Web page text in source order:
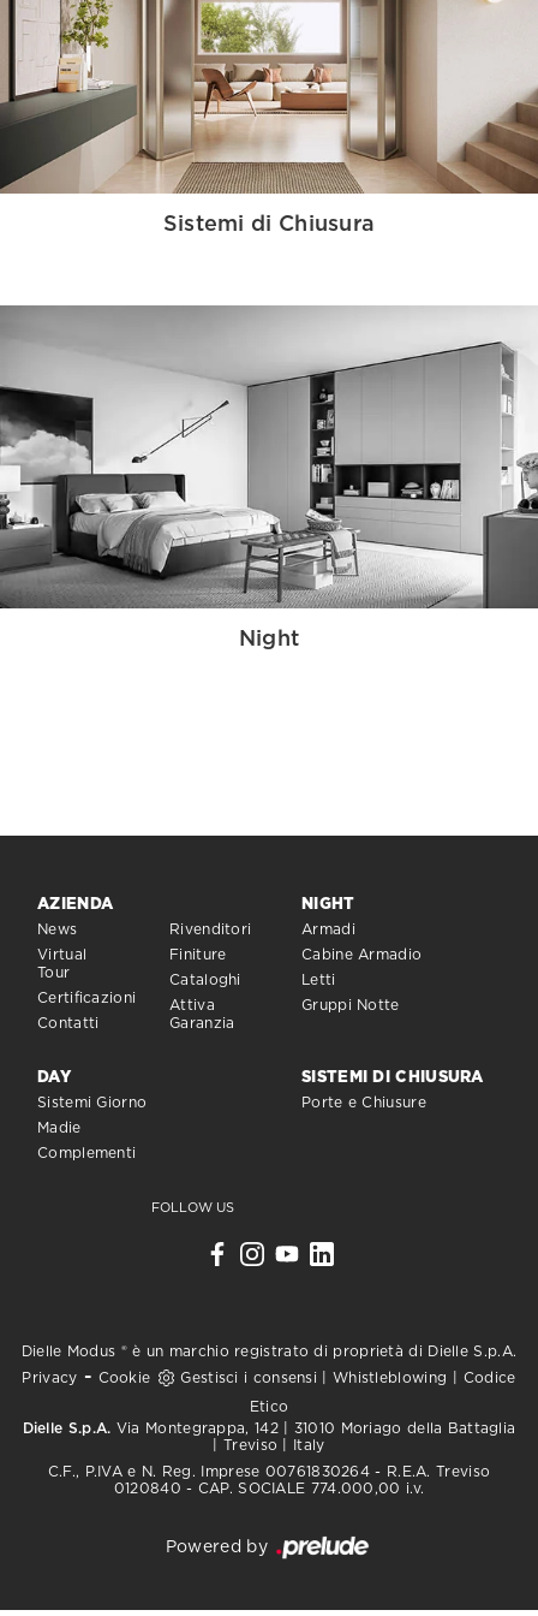
Sistemi di Chiusura
Night
AZIENDA
News
Virtual
Tour
Certificazioni
Contatti
Rivenditori
Finiture
Cataloghi
Attiva
Garanzia
NIGHT
Armadi
Cabine Armadio
Letti
Gruppi Notte
DAY
Sistemi Giorno
Madie
Complementi
SISTEMI DI CHIUSURA
Porte e Chiusure
FOLLOW US
Dielle Modus ® è un marchio registrato di proprietà di Dielle S.p.A.
Privacy - Cookie Gestisci i consensi Whistleblowing
Codice
Etico
Dielle S.p.A. Via Montegrappa, 142 | 31010 Moriago della Battaglia
| Treviso | Italy
C.F., P.IVA e N. Reg. Imprese 00761830264 - R.E.A. Treviso
0120840 - CAP. SOCIALE 774.000,00 i.v.
Powered by